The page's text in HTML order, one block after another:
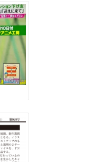
ロ
て、
り
る
ー
入
見
間28